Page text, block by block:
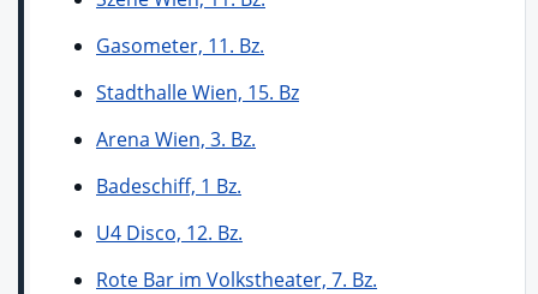
Gasometer, 11. Bz.
Stadthalle Wien, 15. Bz
Arena Wien, 3. Bz.
Badeschiff, 1 Bz.
U4 Disco, 12. Bz.
Rote Bar im Volkstheater, 7. Bz.